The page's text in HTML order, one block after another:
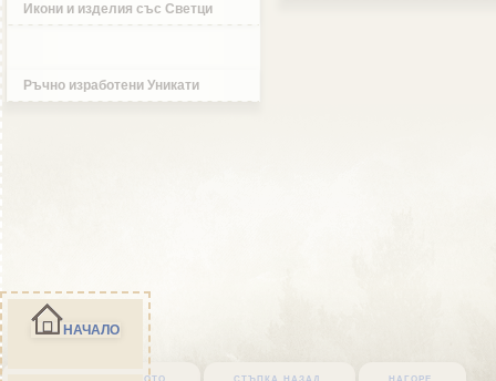
Икони и изделия със Светци
Ръчно изработени Уникати
върни се в началото стъпка назад нагоре
НАЧАЛО